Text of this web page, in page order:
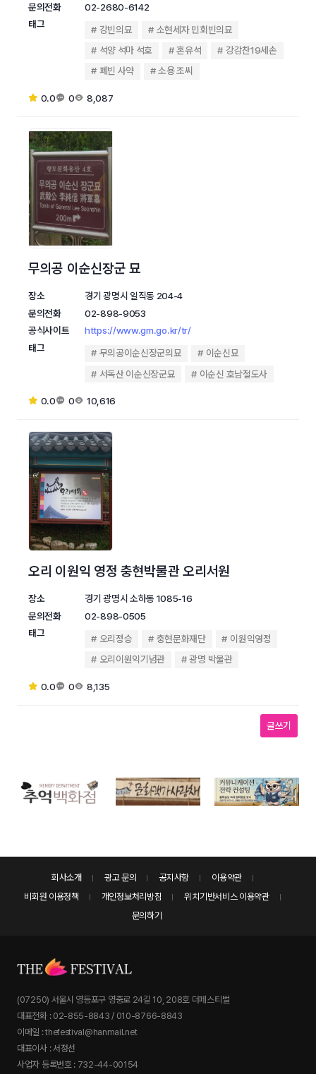
문의전화
02-2680-6142
태그
강빈의묘
소현세자 민회빈의묘
석양 석마 석호
혼유석
강감찬19세손
폐빈 사약
소용 조씨
0.0 0 8,087
무의공 이순신장군 묘
장소
경기 광명시 일직동 204-4
문의전화
02-898-9053
공식사이트
https://www.gm.go.kr/tr/
태그
무의공이순신장군의묘
이순신묘
서독산 이순신장군묘
이순신 호남절도사
0.0 0 10,616
오리 이원익 영정 충현박물관 오리서원
장소
경기 광명시 소하동 1085-16
문의전화
02-898-0505
태그
오리정승 충현문화재단
이원익영정
오리이원익기념관
광명 박물관
0.0 0 8,135
글쓰기
회사소개 광고 문의 공지사항
이용약관
비회원 이용정책
개인정보처리방침
위치기반서비스 이용약관
문의하기
(07250) 서울시 영등포구 영중로 24길 10, 208호 더페스티벌
대표전화 : 02-855-8843 / 010-8766-8843
이메일 : thefestival@hanmail.net
대표이사 : 서정선
사업자 등록번호 : 732-44-00154